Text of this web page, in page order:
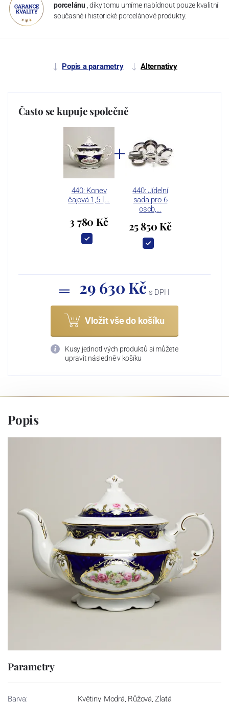
porcelánu , díky tomu umíme nabídnout pouze kvalitní
současné i historické porcelánové produkty.
Popis a parametry Alternativy
Často se kupuje společně
440: Konev
čajová 1,5 l,…
3 780 Kč
440: Jídelní
sada pro 6
osob,…
25 850 Kč
29 630 Kč s DPH
Vložit vše do košíku
Kusy jednotlivých produktů si můžete
upravit následně v košíku
Popis
Parametry
Barva: Květiny, Modrá, Růžová, Zlatá